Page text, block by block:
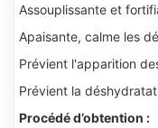
Assouplissante et
Apaisante, calme les
Prévient l'apparition
Prévient la
Procédé d’obtention :